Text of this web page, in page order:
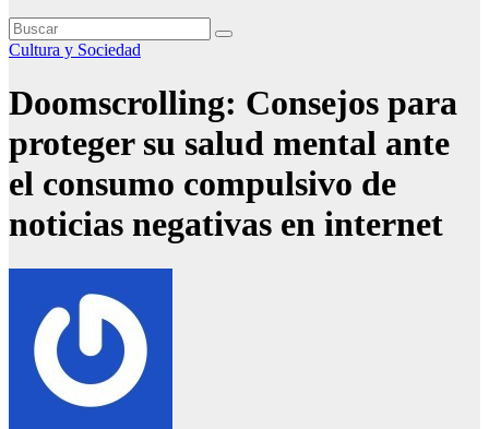
Cultura y Sociedad
Doomscrolling: Consejos para
proteger su salud mental ante
el consumo compulsivo de
noticias negativas en internet